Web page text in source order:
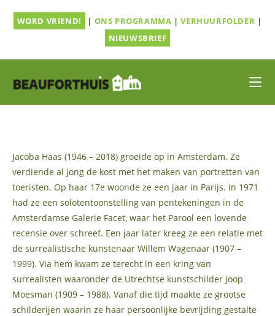
naarWORD VRIEND! | ONS PROGRAMMA |VERHUURFOLDER |
NIEUWSBRIEF
Jacoba Haas (1946 – 2018) groeide op in Amsterdam. Ze
verdiende al jong de kost met het maken van portretten van
toeristen. Op haar 17e woonde ze een jaar in Parijs. In 1971
had ze een solotentoonstelling van pentekeningen in de
Amsterdamse Galerie Facet, waar het Parool een lovende
recensie over schreef. Een jaar later kreeg ze een relatie met
de surrealistische kunstenaar Willem Wagenaar (1907 –
1999). Via hem kwam ze terecht in een kring van
surrealisten waaronder de Utrechtse kunstschilder Joop
Moesman (1909 – 1988). Vanaf die tijd maakte ze grootse
schilderijen waarin ze haar persoonlijke bevrijding gestalte